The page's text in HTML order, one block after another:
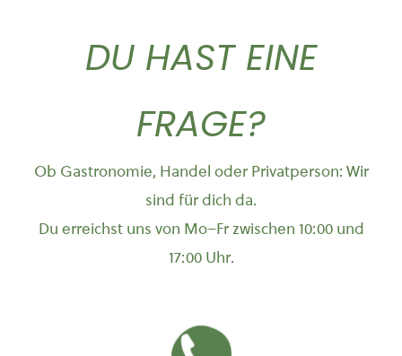
DU HAST EINE
FRAGE?
Ob Gastronomie, Handel oder Privatperson: Wir
sind für dich da.
Du erreichst uns von Mo–Fr zwischen 10:00 und
17:00 Uhr.